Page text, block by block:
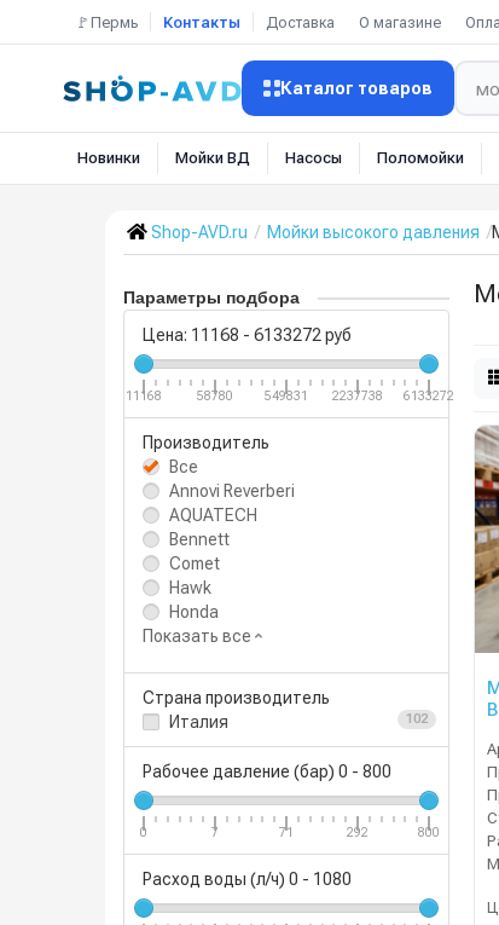
🚩Пермь Контакты Доставка О магазине
Каталог товаров
Новинки Мойки ВД Насосы Поломойки
Shop-AVD.ru Мойки высокого давления
Параметры подбора
Цена: 11168 - 6133272 руб
11168 58780 549831 2237738 6133272
Производитель
Все
Annovi Reverberi
AQUATECH
Bennett
Comet
Hawk
Honda
Показать все
Страна производитель
Италия
102
Рабочее давление (бар) 0 - 800
0 7 71 292 800
Расход воды (л/ч) 0 - 1080